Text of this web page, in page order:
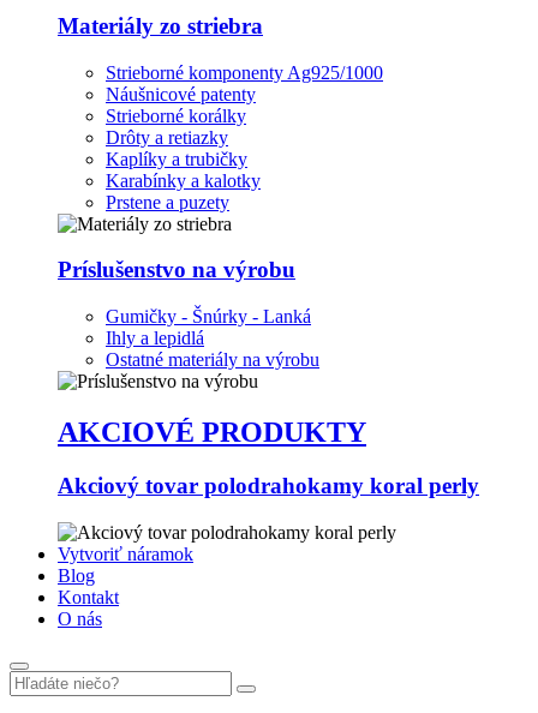
Materiály zo striebra
Strieborné komponenty Ag925/1000
Náušnicové patenty
Strieborné korálky
Drôty a retiazky
Kaplíky a trubičky
Karabínky a kalotky
Prstene a puzety
Príslušenstvo na výrobu
Gumičky - Šnúrky - Lanká
Ihly a lepidlá
Ostatné materiály na výrobu
AKCIOVÉ PRODUKTY
Akciový tovar polodrahokamy koral perly
Vytvoriť náramok
Blog
Kontakt
O nás